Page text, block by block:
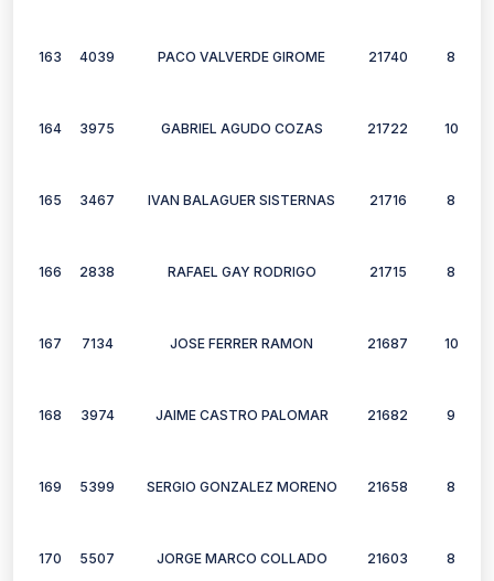
163 4039 PACO VALVERDE GIROME 21740 8
164 3975 GABRIEL AGUDO COZAS 21722 10
165 3467 IVAN BALAGUER SISTERNAS 21716 8
166 2838 RAFAEL GAY RODRIGO 21715 8
167 7134 JOSE FERRER RAMON 21687 10
168 3974 JAIME CASTRO PALOMAR 21682 9
169 5399 SERGIO GONZALEZ MORENO 21658 8
170 5507 JORGE MARCO COLLADO 21603 8